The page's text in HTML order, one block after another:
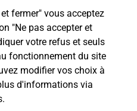
fermer" vous acceptez
"Ne pas accepter et
votre refus et seuls
fonctionnement du site
modifier vos choix à
d'informations via
.